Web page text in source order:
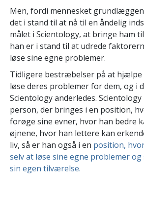
Men, fordi mennesket
det i stand til at nå til en åndelig
målet i Scientology, at bringe ham
han er i stand til at udrede
løse sine egne problemer.
Tidligere bestræbelser på at
løse deres problemer for dem, og i
Scientology anderledes.
person, der bringes i en position,
forøge sine evner, hvor han bedre
øjnene, hvor han lettere kan
liv, så er han også i en position,
selv at løse sine egne problemer
sin egen tilværelse.